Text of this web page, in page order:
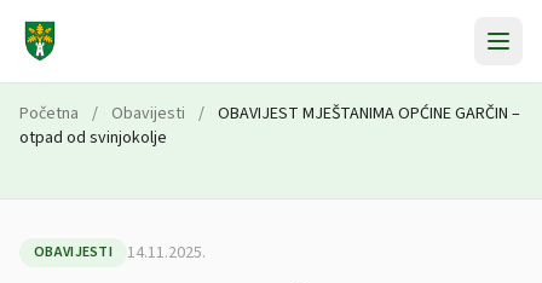
Početna / Obavijesti / OBAVIJEST MJEŠTANIMA OPĆINE GARČIN –
otpad od svinjokolje
OBAVIJESTI 14.11.2025.